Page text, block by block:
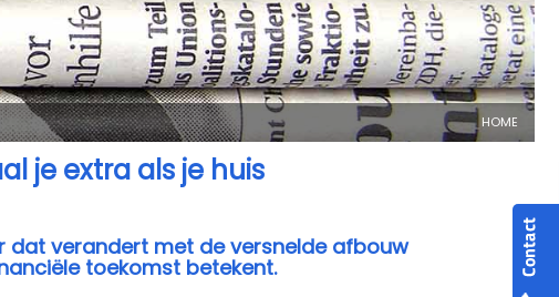
HOME
je extra als je huis
dat verandert met de versnelde afbouw
toekomst betekent.